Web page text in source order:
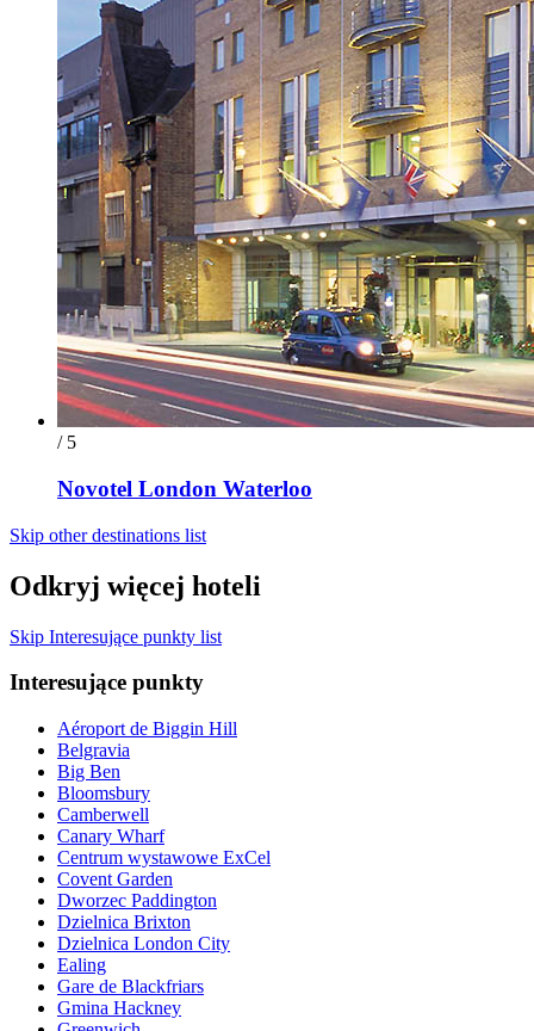
/ 5
Novotel London Waterloo
Skip other destinations list
Odkryj więcej hoteli
Skip Interesujące punkty list
Interesujące punkty
Aéroport de Biggin Hill
Belgravia
Big Ben
Bloomsbury
Camberwell
Canary Wharf
Centrum wystawowe ExCel
Covent Garden
Dworzec Paddington
Dzielnica Brixton
Dzielnica London City
Ealing
Gare de Blackfriars
Gmina Hackney